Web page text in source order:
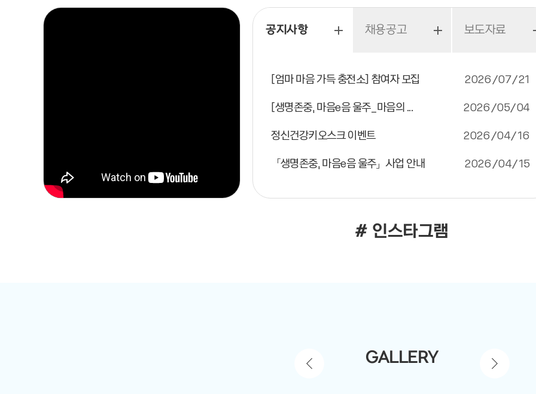
공지사항 채용공고 보도자료
[엄마 마음 가득 충전소] 참여자 모집
2026/07/21
[생명존중, 마음e음 울주_마음의 ...
2026/05/04
정신건강키오스크 이벤트
2026/04/16
「생명존중, 마음e음 울주」사업 안내
2026/04/15
# 인스타그램
GALLERY